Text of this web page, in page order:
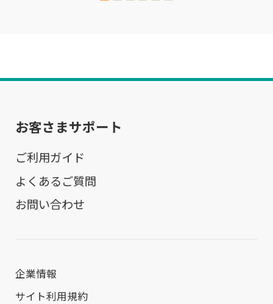
お客さまサポート
ご利用ガイド
よくあるご質問
お問い合わせ
企業情報
サイト利用規約